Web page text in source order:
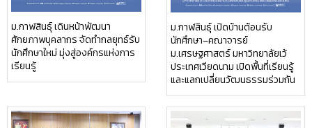
ม.กาฬสินธุ์ เดินหน้าพัฒนา
ศักยภาพบุคลากร จัดทำกลยุทธ์รับ
นักศึกษาใหม่ มุ่งสู่องค์กรแห่งการ
เรียนรู้
ม.กาฬสินธุ์ เปิดบ้านต้อนรับ
นักศึกษา–คณาจารย์
ม.เศรษฐศาสตร์ มหาวิทยาลัยเว้
ประเทศเวียดนาม เปิดพื้นที่เรียนรู้
และแลกเปลี่ยนวัฒนธรรมร่วมกัน